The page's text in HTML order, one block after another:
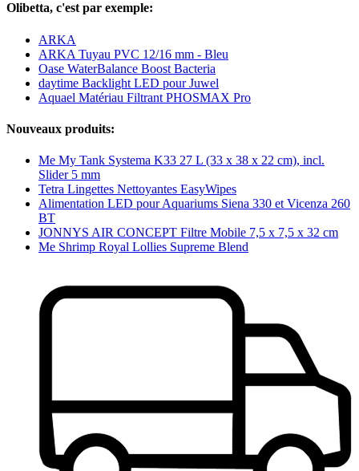
Olibetta, c'est par exemple:
ARKA
ARKA Tuyau PVC 12/16 mm - Bleu
Oase WaterBalance Boost Bacteria
daytime Backlight LED pour Juwel
Aquael Matériau Filtrant PHOSMAX Pro
Nouveaux produits:
Me My Tank Systema K33 27 L (33 x 38 x 22 cm), incl.
Slider 5 mm
Tetra Lingettes Nettoyantes EasyWipes
Alimentation LED pour Aquariums Siena 330 et Vicenza 260
BT
JONNYS AIR CONCEPT Filtre Mobile 7,5 x 7,5 x 32 cm
Me Shrimp Royal Lollies Supreme Blend